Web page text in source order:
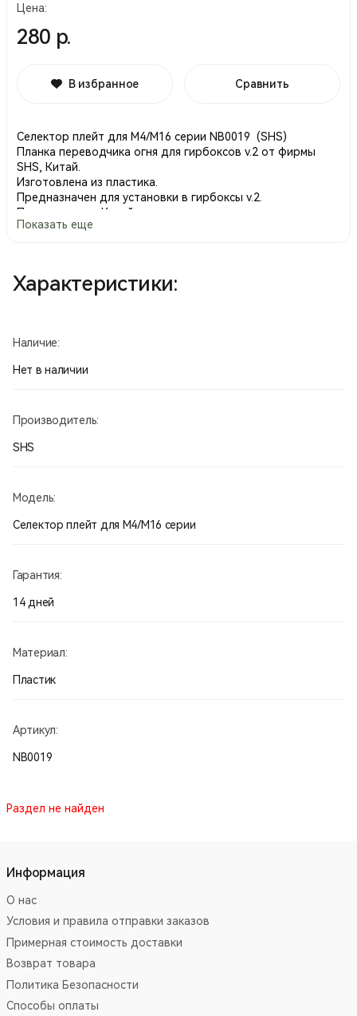
Цена:
280 р.
В избранное Сравнить
Селектор плейт для М4/М16 серии NB0019 (SHS)
Планка переводчика огня для гирбоксов v.2 от фирмы
SHS, Китай.
Изготовлена из пластика.
Предназначен для установки в гирбоксы v.2.
Производство Китай
Показать еще
Характеристики:
Наличие:
Нет в наличии
Производитель:
SHS
Модель:
Селектор плейт для М4/М16 серии
Гарантия:
14 дней
Материал:
Пластик
Артикул:
NB0019
Раздел не найден
Информация
О нас
Условия и правила отправки заказов
Примерная стоимость доставки
Возврат товара
Политика Безопасности
Способы оплаты